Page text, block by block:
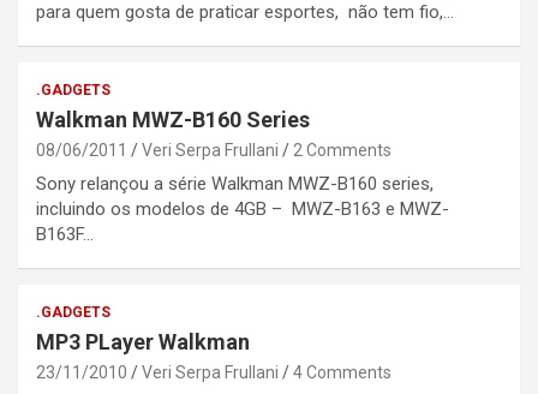
para quem gosta de praticar esportes, não tem fio,…
.GADGETS
Walkman MWZ-B160 Series
08/06/2011 Veri Serpa Frullani 2 Comments
Sony relançou a série Walkman MWZ-B160 series,
incluindo os modelos de 4GB – MWZ-B163 e MWZ-
B163F…
.GADGETS
MP3 PLayer Walkman
23/11/2010 Veri Serpa Frullani 4 Comments